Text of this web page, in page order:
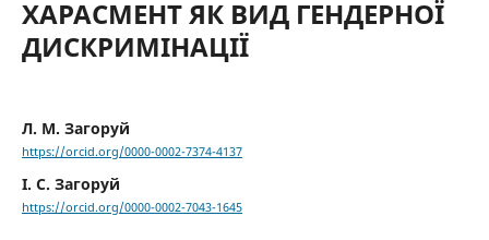
ХАРАСМЕНТ ЯК ВИД ГЕНДЕРНОЇ
ДИСКРИМІНАЦІЇ
Л. М. Загоруй
https://orcid.org/0000-0002-7374-4137
І. С. Загоруй
https://orcid.org/0000-0002-7043-1645